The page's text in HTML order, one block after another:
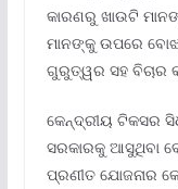
କାରଣରୁ ଖାଉଟି
ମାନଙ୍କୁ ଉପରେ
ଗୁରୁତ୍ୱର ସହ ବିଚାର
କେନ୍ଦ୍ରୀୟ ଟିକସର
ସରକାରକୁ ଆସୁଥିବା
ପ୍ରଣୀତ ଯୋଜନାର